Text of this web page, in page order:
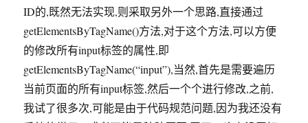
ID的,既然无法实现,则采取另外一个思路,直接通过
getElementsByTagName()方法,对于这个方法,可以方便
的修改所有input标签的属性,即
getElementsByTagName(“input”),当然,首先是需要遍历
当前页面的所有input标签,然后一个个进行修改,之前,
我试了很多次,可能是由于代码规范问题,因为我还没有